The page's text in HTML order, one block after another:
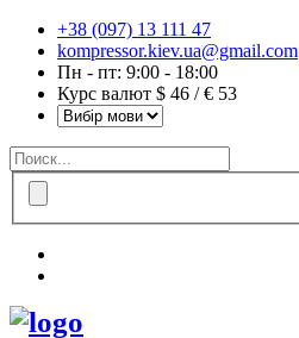
+38 (097) 13 111 47
kompressor.kiev.ua@gmail.com
Пн - пт: 9:00 - 18:00
Курс валют $ 46 / € 53